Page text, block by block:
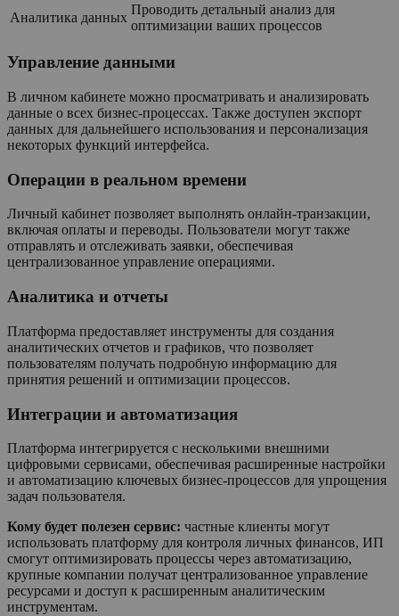
Аналитика данных
Проводить детальный анализ для
оптимизации ваших процессов
Управление данными
В личном кабинете можно просматривать и анализировать
данные о всех бизнес-процессах. Также доступен экспорт
данных для дальнейшего использования и персонализация
некоторых функций интерфейса.
Операции в реальном времени
Личный кабинет позволяет выполнять онлайн-транзакции,
включая оплаты и переводы. Пользователи могут также
отправлять и отслеживать заявки, обеспечивая
централизованное управление операциями.
Аналитика и отчеты
Платформа предоставляет инструменты для создания
аналитических отчетов и графиков, что позволяет
пользователям получать подробную информацию для
принятия решений и оптимизации процессов.
Интеграции и автоматизация
Платформа интегрируется с несколькими внешними
цифровыми сервисами, обеспечивая расширенные настройки
и автоматизацию ключевых бизнес-процессов для упрощения
задач пользователя.
Кому будет полезен сервис: частные клиенты могут
использовать платформу для контроля личных финансов, ИП
смогут оптимизировать процессы через автоматизацию,
крупные компании получат централизованное управление
ресурсами и доступ к расширенным аналитическим
инструментам.